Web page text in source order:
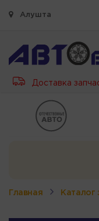
Алушта
Доставка
Главная Каталог